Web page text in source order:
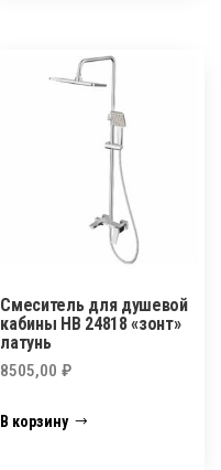
Смеситель для душевой
кабины HB 24818 «зонт»
латунь
8505,00₽
В корзину